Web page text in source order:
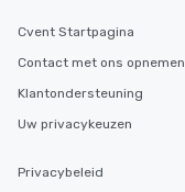
Cvent Startpagina
Contact met ons opnemen
Klantondersteuning
Uw privacykeuzen
Privacybeleid